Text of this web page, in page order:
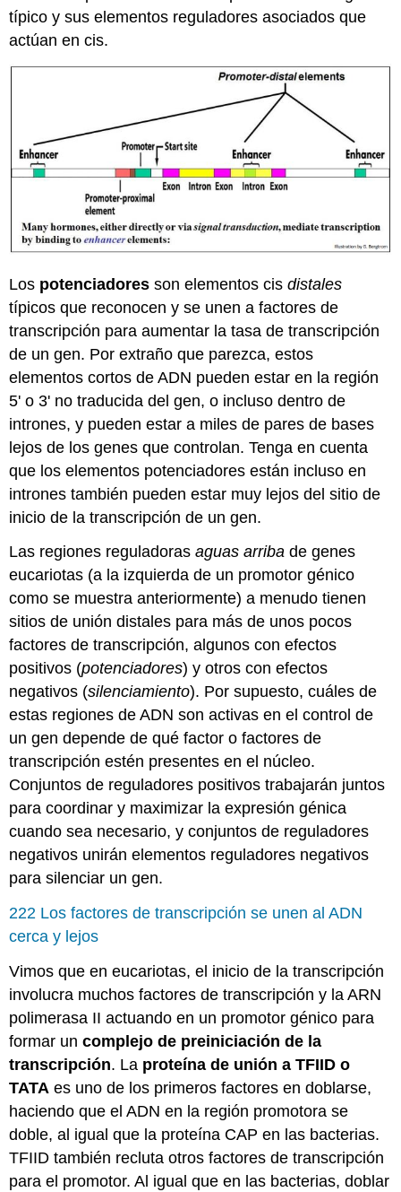
típico y sus elementos reguladores asociados que
actúan en cis.
Los potenciadores son elementos cisdistales
típicos que reconocen y se unen a factores de
transcripción para aumentar la tasa de transcripción
de un gen. Por extraño que parezca, estos
elementos cortos de ADN pueden estar en la región
5' o 3' no traducida del gen, o incluso dentro de
intrones, y pueden estar a miles de pares de bases
lejos de los genes que controlan. Tenga en cuenta
que los elementos potenciadores están incluso en
intrones también pueden estar muy lejos del sitio de
inicio de la transcripción de un gen.
Las regiones reguladorasaguas arriba de genes
eucariotas (a la izquierda de un promotor génico
como se muestra anteriormente) a menudo tienen
sitios de unión distales para más de unos pocos
factores de transcripción, algunos con efectos
positivos (potenciadores) y otros con efectos
negativos (silenciamiento). Por supuesto, cuáles de
estas regiones de ADN son activas en el control de
un gen depende de qué factor o factores de
transcripción estén presentes en el núcleo.
Conjuntos de reguladores positivos trabajarán juntos
para coordinar y maximizar la expresión génica
cuando sea necesario, y conjuntos de reguladores
negativos unirán elementos reguladores negativos
para silenciar un gen.
222 Los factores de transcripción se unen al ADN
cerca y lejos
Vimos que en eucariotas, el inicio de la transcripción
involucra muchos factores de transcripción y la ARN
polimerasa II actuando en un promotor génico para
formar uncomplejo de preiniciación de la
transcripción. La proteína de unión aTFIID o
TATA es uno de los primeros factores en doblarse,
haciendo que el ADN en la región promotora se
doble, al igual que la proteína CAP en las bacterias.
TFIID también recluta otros factores de transcripción
para el promotor. Al igual que en las bacterias, doblar